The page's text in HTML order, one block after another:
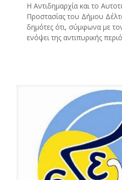
Η Αντιδημαρχία και το
Προστασίας του Δήμου
δημότες ότι, σύμφωνα με
ενόψει της αντιπυρικής